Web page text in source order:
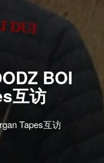
BOI
互访
Tapes互访